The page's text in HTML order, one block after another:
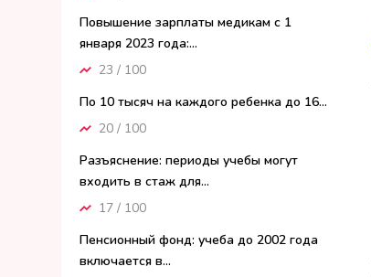
Повышение зарплаты медикам с 1
января 2023 года:...
23 / 100
По 10 тысяч на каждого ребенка до 16...
20 / 100
Разъяснение: периоды учебы могут
входить в стаж для...
17 / 100
Пенсионный фонд: учеба до 2002 года
включается в...